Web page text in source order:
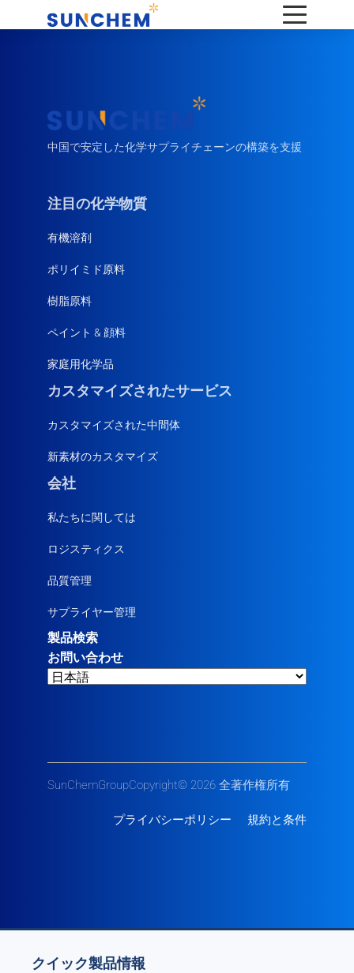
中国で安定した化学サプライチェーンの構築を支援
注目の化学物質
有機溶剤
ポリイミド原料
樹脂原料
ペイント & 顔料
家庭用化学品
カスタマイズされたサービス
カスタマイズされた中間体
新素材のカスタマイズ
会社
私たちに関しては
ロジスティクス
品質管理
サプライヤー管理
製品検索
お問い合わせ
SunChemGroupCopyright© 2026 全著作権所有
プライバシーポリシー 規約と条件
クイック製品情報